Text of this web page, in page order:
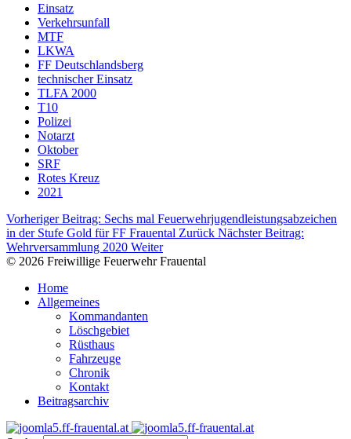
Einsatz
Verkehrsunfall
MTF
LKWA
FF Deutschlandsberg
technischer Einsatz
TLFA 2000
T10
Polizei
Notarzt
Oktober
SRF
Rotes Kreuz
2021
Vorheriger Beitrag: Sechs mal Feuerwehrjugendleistungsabzeichen
in der Stufe Gold für FF Frauental Zurück Nächster Beitrag:
Wehrversammlung 2020 Weiter
© 2026 Freiwillige Feuerwehr Frauental
Home
Allgemeines
Kommandanten
Löschgebiet
Rüsthaus
Fahrzeuge
Chronik
Kontakt
Beitragsarchiv